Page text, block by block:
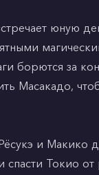
юную
борются за
Масакадо,
и
спасти Токио